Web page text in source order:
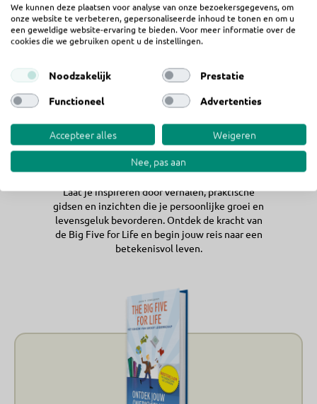
Onze boeken
Laat je inspireren door verhalen, praktische
gidsen en inzichten die je persoonlijke groei en
levensgeluk bevorderen. Ontdek de kracht van
de Big Five for Life en begin jouw reis naar een
betekenisvol leven.
We kunnen deze plaatsen voor analyse van onze bezoekersgegevens, om
onze website te verbeteren, gepersonaliseerde inhoud te tonen en om u
een geweldige website-ervaring te bieden. Voor meer informatie over de
cookies die we gebruiken opent u de instellingen.
Noodzakelijk
Prestatie
Functioneel
Advertenties
Accepteer alles
Weigeren
Nee, pas aan